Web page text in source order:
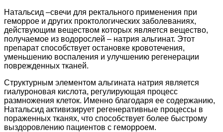
Натальсид –свечи для ректального применения при
геморрое и других проктологических заболеваниях,
действующим веществом которых является вещество,
получаемое из водорослей – натрия альгинат. Этот
препарат способствует остановке кровотечения,
уменьшению воспаления и улучшению регенерации
поврежденных тканей.
Структурным элементом альгината натрия является
гиалуроновая кислота, регулирующая процесс
размножения клеток. Именно благодаря ее содержанию,
Натальсид активизирует регенеративные процессы в
пораженных тканях, что способствует более быстрому
выздоровлению пациентов с геморроем.